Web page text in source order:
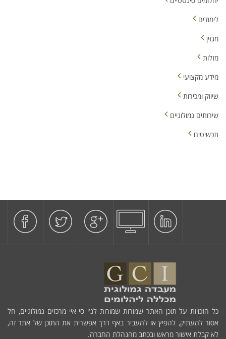
לימודים
מגזין
מזלות
מידע מקצועי
שיווק ומכירות
שירותים גמולוגיים
תכשיטים
כל הזכויות על תוכן האתר שמורות שמורות לג'י סי איי מרכזים גמולוגיים, חל
אסור להעתיק, להפיץ או להעביר באף דרך אפשרית את התוכן של אתר זה,
לא קבלת אישור מראש ובכתב מהנהלת החברה.